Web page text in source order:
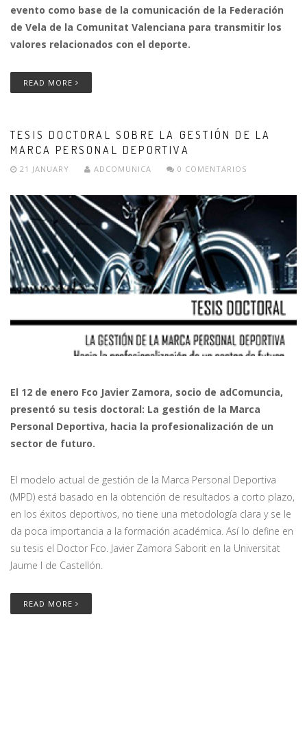
evento como base de la comunicación de la Federación
de Vela de la Comunitat Valenciana para transmitir los
valores relacionados con el deporte.
READ MORE
TESIS DOCTORAL SOBRE LA GESTIÓN DE LA
MARCA PERSONAL DEPORTIVA
21 JANUARY ADCOMUNICA 0 COMENTARIOS
El 12 de enero Fco Javier Zamora, socio de adComuncia,
presentó su tesis doctoral: La gestión de la Marca
Personal Deportiva, hacia la profesionalización de un
sector de futuro.
El modelo actual de gestión de la Marca Personal Deportiva
(MPD) está basado en la obtención de resultados a corto plazo,
en los éxitos deportivos, no tiene una metodología clara y se le
da poca importancia a la formación académica. Así lo define en
su tesis el Doctor Fco. Javier Zamora Saborit en la Universitat
Jaume I de Castellón.
READ MORE